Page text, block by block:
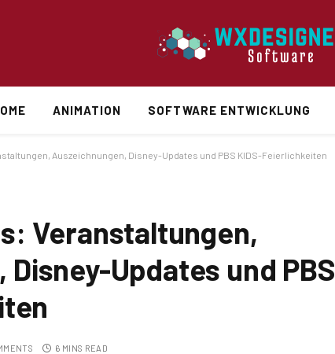
ANIMATION SOFTWARE ENTWICKLUNG
Auszeichnungen, Disney-Updates und PBS KIDS-Feierlichkeiten
Veranstaltungen,
Updates und PBS
6 MINS READ